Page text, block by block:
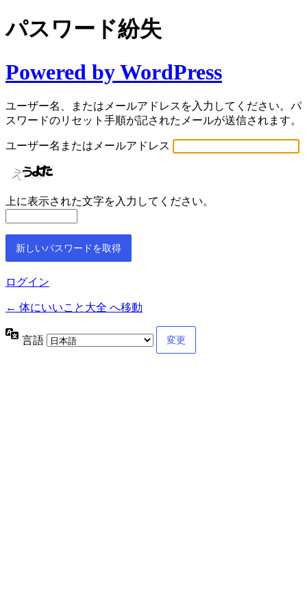
パスワード紛失
Powered by WordPress
ユーザー名、またはメールアドレスを入力してください。パ
スワードのリセット手順が記されたメールが送信されます。
ユーザー名またはメールアドレス
上に表示された文字を入力してください。
ログイン
← 体にいいこと大全 へ移動
言語